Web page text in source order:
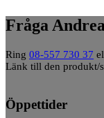
Fråga
Ring 08-557 730 37
Länk till den produkt/
Öppettider